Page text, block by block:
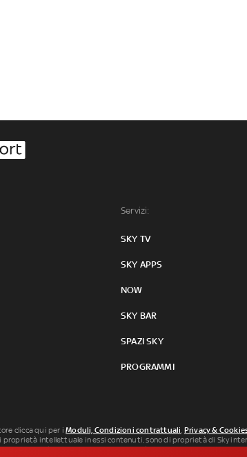
Servizi:
SKY TV
SKY APPS
NOW
SKY BAR
SPAZI SKY
PROGRAMMI
clicca qui per iModuli, Condizioni contrattuali, Privacy &
intellettuale in essi contenuti, sono di proprietà di Sky
SkyTG24: ISSN 3035-1537 e SkySport: ISSN 3035-1545.